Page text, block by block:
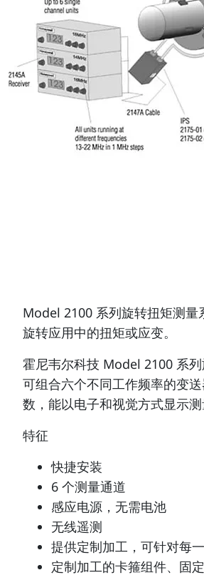
Model 2100 系列旋转扭矩测量
旋转应用中的扭矩或应变。
霍尼韦尔科技 Model 2100 系
可组合六个不同工作频率的变
数，能以电子和视觉方式显示
特征
快捷安装
6 个测量通道
感应电源，无需电池
无线遥测
提供定制加工，可针对每
定制加工的卡箍组件、固